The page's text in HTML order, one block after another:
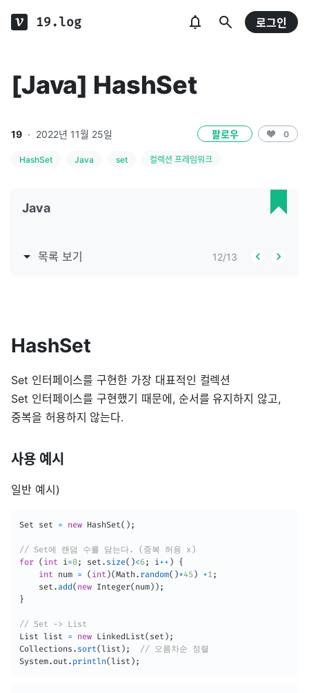
19.log 로그인
[Java] HashSet
19 · 2022년 11월 25일 팔로우 0
HashSet Java set 컬렉션 프레임워크
Java
목록 보기 12/13
HashSet
Set 인터페이스를 구현한 가장 대표적인 컬렉션
Set 인터페이스를 구현했기 때문에, 순서를 유지하지 않고,
중복을 허용하지 않는다.
사용 예시
일반 예시)
Set set = new HashSet( ) ;
// Set에 랜덤 수를 담는다. (중복 허용 x)
for ( int i=0; set . size( )<6; i++ )
{
int num = ( int )(Math . random( )*45 ) +1;
    set
.add ( new Integer( num ) ) ;
}
// Set -> List
List list = new LinkedList( set ) ;
Collections . sort(list ) ;
// 오름차순 정렬
System. out . println(list ) ;